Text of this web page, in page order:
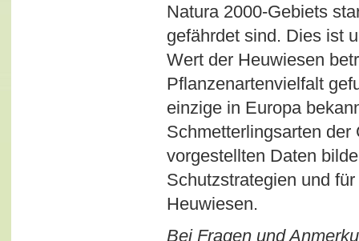
Natura 2000-Gebiets
gefährdet sind. Dies ist
Wert der Heuwiesen
Pflanzenartenvielfalt
einzige in Europa
Schmetterlingsarten
vorgestellten Daten
Schutzstrategien und
Heuwiesen.
Bei Fragen und